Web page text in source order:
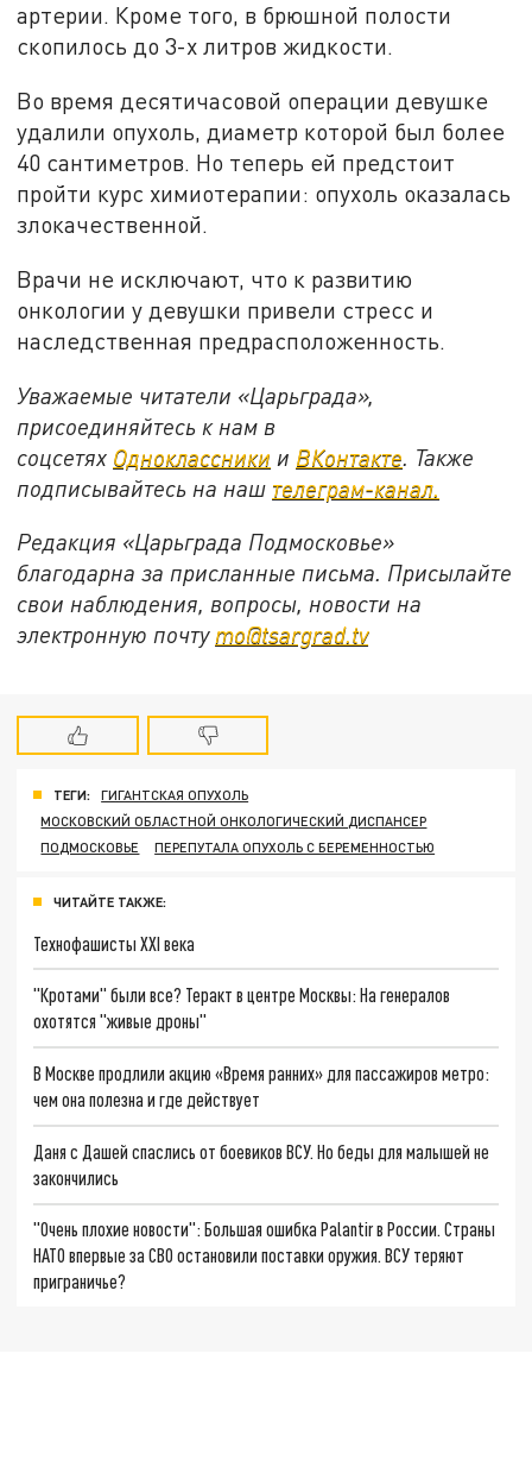
артерии. Кроме того, в брюшной полости
скопилось до 3-х литров жидкости.
Во время десятичасовой операции девушке
удалили опухоль, диаметр которой был более
40 сантиметров. Но теперь ей предстоит
пройти курс химиотерапии: опухоль оказалась
злокачественной.
Врачи не исключают, что к развитию
онкологии у девушки привели стресс и
наследственная предрасположенность.
Уважаемые читатели «Царьграда»,
присоединяйтесь к нам в
соцсетях Одноклассники и ВКонтакте . Также
подписывайтесь на наш телеграм-канал.
Редакция «Царьграда Подмосковье»
благодарна за присланные письма. Присылайте
свои наблюдения, вопросы, новости на
электронную почту mo@tsargrad.tv
ТЕГИ:
ГИГАНТСКАЯ ОПУХОЛЬ
МОСКОВСКИЙ ОБЛАСТНОЙ ОНКОЛОГИЧЕСКИЙ ДИСПАНСЕР
ПОДМОСКОВЬЕ
ПЕРЕПУТАЛА ОПУХОЛЬ С БЕРЕМЕННОСТЬЮ
ЧИТАЙТЕ ТАКЖЕ:
Технофашисты XXI века
"Кротами" были все? Теракт в центре Москвы: На генералов
охотятся "живые дроны"
В Москве продлили акцию «Время ранних» для пассажиров метро:
чем она полезна и где действует
Даня с Дашей спаслись от боевиков ВСУ. Но беды для малышей не
закончились
"Очень плохие новости": Большая ошибка Palantir в России. Страны
НАТО впервые за СВО остановили поставки оружия. ВСУ теряют
приграничье?